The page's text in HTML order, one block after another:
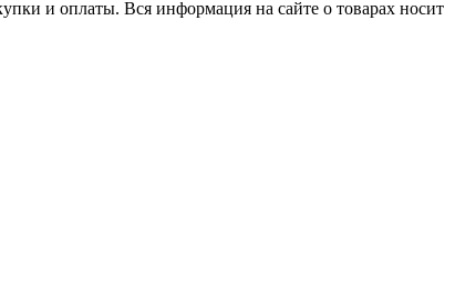
и оплаты. Вся информация на сайте о товарах носит